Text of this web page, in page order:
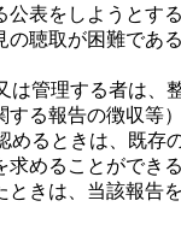
表をしようとす
聴取が困難であ
管理する者は、
する報告の徴収等）
るときは、既存
めることができる
きは、当該報告